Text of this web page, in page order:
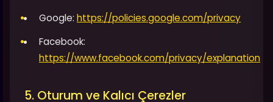
Google: https://policies.google.com/privacy
Facebook:
https://www.facebook.com/privacy/explanation
5. Oturum ve Kalıcı Çerezler